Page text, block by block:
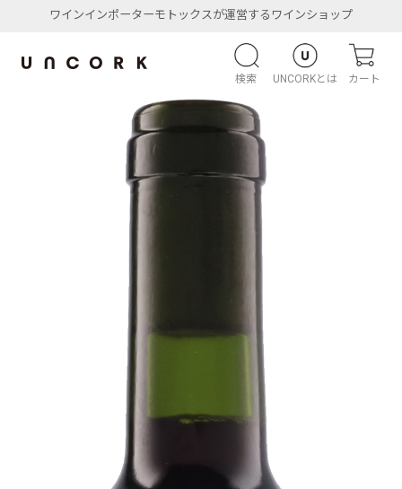
ワインインポーターモトックスが運営するワインショップ
検索 UNCORKとは カート